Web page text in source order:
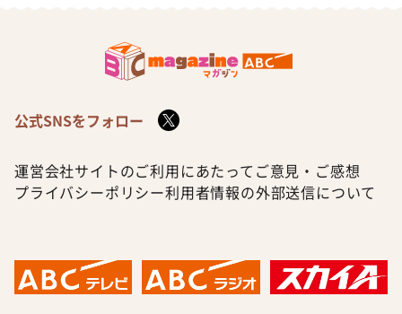
公式SNSをフォロー
運営会社サイトのご利用にあたって ご意見・ご感想
プライバシーポリシー利用者情報の外部送信について